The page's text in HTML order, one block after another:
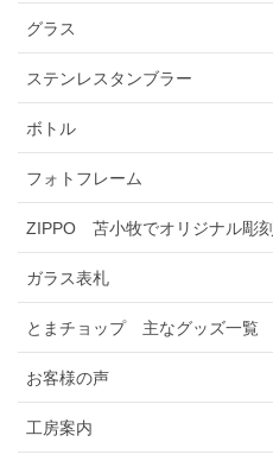
グラス
ステンレスタンブラー
ボトル
フォトフレーム
ZIPPO 苫小牧でオリジナル彫刻
ガラス表札
とまチョップ 主なグッズ一覧
お客様の声
工房案内